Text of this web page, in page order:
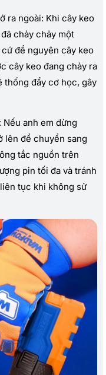
ra ngoài: Khi cây keo
chảy chảy một
để nguyên cây keo
cây keo đang chảy ra
thống đẩy cơ học, gây
anh em dừng
lên để chuyển sang
tắc nguồn trên
pin tối đa và tránh
tục khi không sử